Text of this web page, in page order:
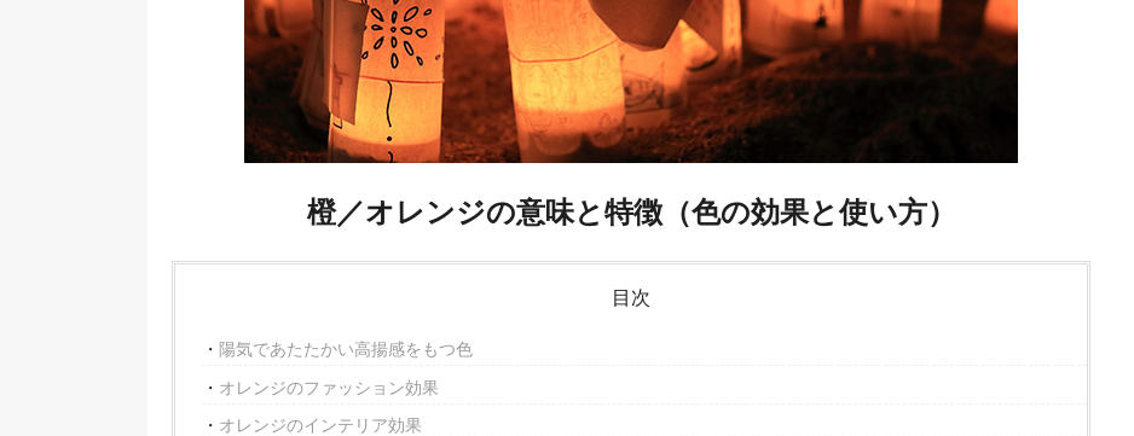
橙／オレンジの意味と特徴（色の効果と使い方）
目次
陽気であたたかい高揚感をもつ色
オレンジのファッション効果
オレンジのインテリア効果